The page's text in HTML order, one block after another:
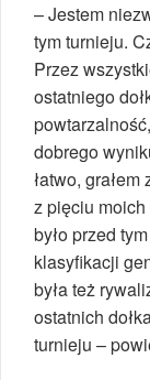
– Jestem
tym turnieju.
Przez
ostatniego
dobrego
łatwo,
z pięciu
było przed
klasyfikacji
była też
ostatnich
turnieju –